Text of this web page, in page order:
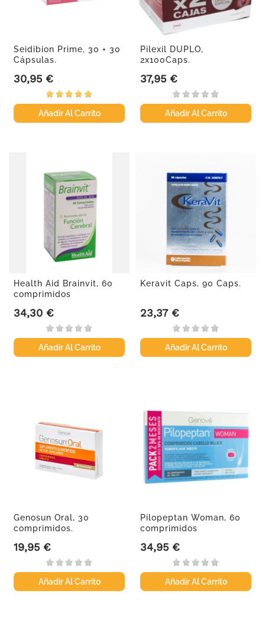
Seidibion Prime, 30 + 30
Cápsulas.
Precio
30,95 €
Añadir Al Carrito
Pilexil DUPLO,
2x100Caps.
Precio
37,95 €
Añadir Al Carrito
Health Aid Brainvit, 60
comprimidos
Precio
34,30 €
Añadir Al Carrito
Keravit Caps, 90 Caps.
Precio
23,37 €
Añadir Al Carrito
Genosun Oral, 30
comprimidos.
Precio
19,95 €
Añadir Al Carrito
Pilopeptan Woman, 60
comprimidos
Precio
34,95 €
Añadir Al Carrito